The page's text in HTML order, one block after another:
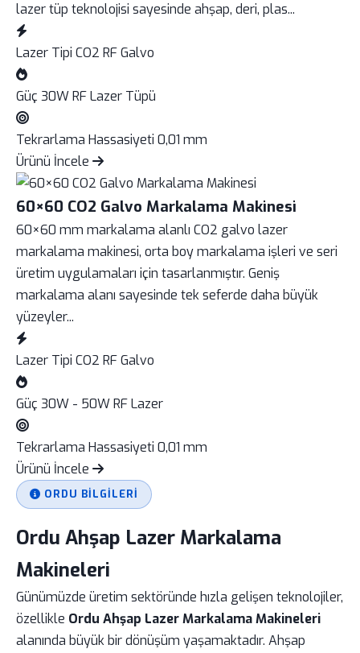
lazer tüp teknolojisi sayesinde ahşap, deri, plas...
Lazer Tipi CO2 RF Galvo
Güç 30W RF Lazer Tüpü
Tekrarlama Hassasiyeti 0,01 mm
Ürünü İncele
60×60 CO2 Galvo Markalama Makinesi
60×60 mm markalama alanlı CO2 galvo lazer
markalama makinesi, orta boy markalama işleri ve seri
üretim uygulamaları için tasarlanmıştır. Geniş
markalama alanı sayesinde tek seferde daha büyük
yüzeyler...
Lazer Tipi CO2 RF Galvo
Güç 30W - 50W RF Lazer
Tekrarlama Hassasiyeti 0,01 mm
Ürünü İncele
ORDU BILGILERI
Ordu Ahşap Lazer Markalama
Makineleri
Günümüzde üretim sektöründe hızla gelişen teknolojiler,
özellikle Ordu Ahşap Lazer Markalama Makineleri
alanında büyük bir dönüşüm yaşamaktadır. Ahşap